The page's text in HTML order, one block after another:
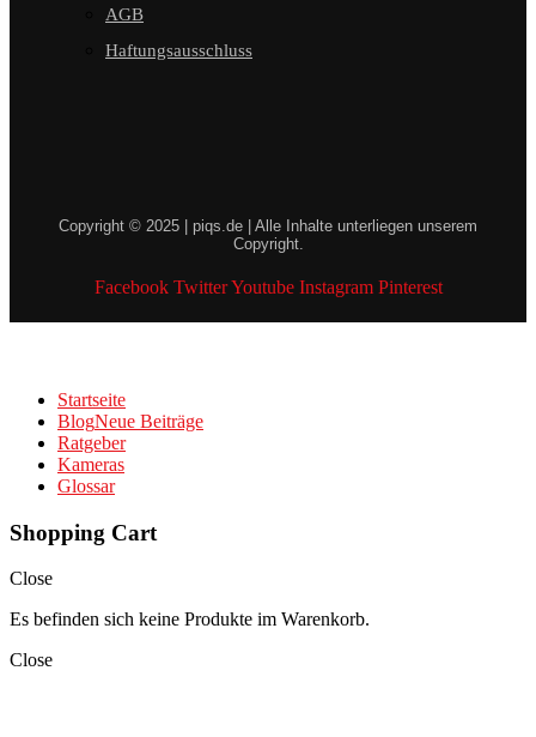
AGB
Haftungsausschluss
Copyright © 2025 | piqs.de | Alle Inhalte unterliegen unserem
Copyright.
Facebook Twitter Youtube Instagram Pinterest
Startseite
BlogNeue Beiträge
Ratgeber
Kameras
Glossar
Shopping Cart
Close
Es befinden sich keine Produkte im Warenkorb.
Close